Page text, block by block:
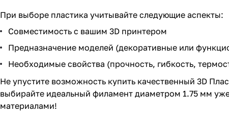
При выборе пластика учитывайте следующие аспекты:
Совместимость с вашим 3D принтером
Предназначение моделей (декоративные или
Необходимые свойства (прочность, гибкость,
Не упустите возможность купить качественный 3D
выбирайте идеальный филамент диаметром 1.75 мм
материалами!